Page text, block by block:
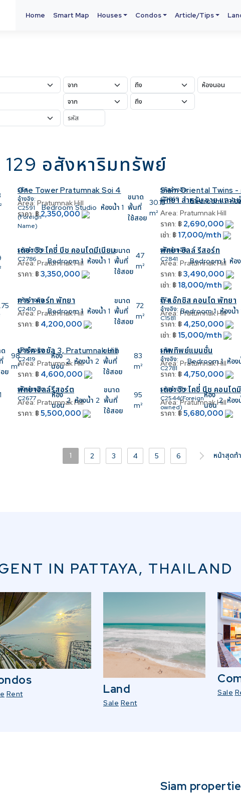
Home Smart Map Houses Condos Article/Tips
129 อสังหาริมทรัพย์
รหัส
อ้างอิง:
C2591
(Foreign
Name)
Bedroom Studio ห้องน้ำ 1
ขนาด
พื้นที่
ใช้สอย
30.15
m²
One Tower Pratumnak Soi 4
Area: Pratumnak Hill
ราคา:฿2,350,000
รหัสอ้างอิง:
C2869
Bedroom 1 ห้อ
Siam Oriental Twins -
พัทยา สำหรับ ขาย และ เ
Area: Pratumnak Hill
ราคา: ฿ 2,690,000
เช่า: ฿ 17,000/mth
รหัสอ้างอิง:
C2786
Bedroom 1 ห้องน้ำ 1
ขนาด
พื้นที่
ใช้สอย
47
m²
เดอะ วิว โคซี่ บีช คอนโดมีเนียม
Area: Pratumnak Hill
ราคา: ฿3,350,000
รหัสอ้างอิง:
C2841
Bedroom 1 ห้อ
พัทยา ฮิลล์ รีสอร์ท
Area: Pratumnak Hill
ราคา: ฿3,490,000
เช่า: ฿ 18,000/mth
รหัสอ้างอิง:
C2410
Bedroom 1 ห้องน้ำ 1
ขนาด
พื้นที่
ใช้สอย
72
m²
ทารา คอร์ท พัทยา
Area: Pratumnak Hill
ราคา: ฿ 4,200,000
รหัส
อ้างอิง:
C1581
Bedroom 1 ห้องน้ำ
ดิ แอ๊กซิส คอนโด พัทยา
Area: Pratumnak Hill
ราคา: ฿ 4,250,000
เช่า: ฿ 15,000/mth
ย
98
m²
รหัสอ้างอิง:
C2419
ห้อง
นอน
2 ห้องน้ำ 2
ขนาด
พื้นที่
ใช้สอย
83
m²
ปาร์ค รอยัล 3, Pratumnak Hill
Area: Pratumnak Hill
ราคา: ฿ 4,600,000
รหัส
อ้างอิง:
C2781
Bedroom 1 ห้อง
เทพทิพย์แมนชั่น
Area: Pratumnak Hill
ราคา: ฿ 4,750,000
รหัสอ้างอิง:
C2677
ห้อง
นอน
2 ห้องน้ำ 2
ขนาด
พื้นที่
ใช้สอย
95
m²
พัทยาฮิลล์รีสอร์ต
Area: Pratumnak Hill
ราคา: ฿5,500,000
รหัสอ้างอิง:
C2544(Foreign
owned)
ห้อง
นอน
2 ห้อง
เดอะ วิว โคซี่ บีช คอนโด
Area: Pratumnak Hill
ราคา: ฿5,680,000
1 2 3 4 5 6 หน้าสุดท้
IN PATTAYA, THAILAND
Rent Land
Sale Rent
Sale
Siam